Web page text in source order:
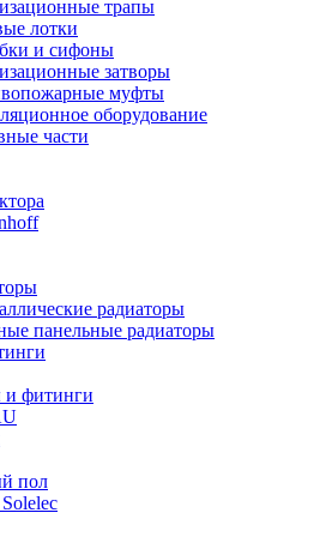
трапы
лотки
и сифоны
затворы
муфты
оборудование
части
радиаторы
панельные радиаторы
и фитинги
пол